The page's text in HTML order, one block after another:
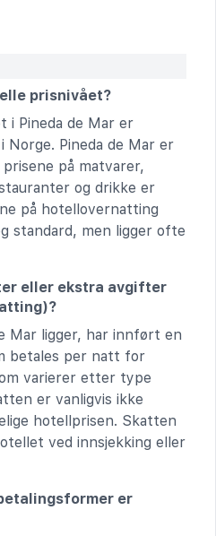
prisnivået?
i Pineda de Mar er
Norge. Pineda de Mar er
på matvarer,
og drikke er
på hotellovernatting
standard, men ligger ofte
eller ekstra avgifter
Mar ligger, har innført en
betales per natt for
varierer etter type
er vanligvis ikke
hotellprisen. Skatten
ved innsjekking eller
er